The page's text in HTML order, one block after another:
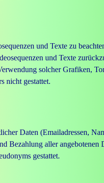
und Texte zu
und Texte
solcher Grafiken,
nicht gestattet.
Daten (Emailadressen,
Bezahlung aller angebotenen
gestattet.